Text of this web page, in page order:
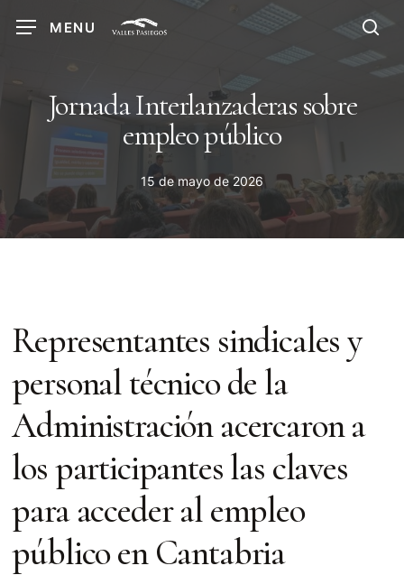
MENU
Jornada Interlanzaderas sobre
empleo público
15 de mayo de 2026
Representantes sindicales y
personal técnico de la
Administración acercaron a
los participantes las claves
para acceder al empleo
público en Cantabria